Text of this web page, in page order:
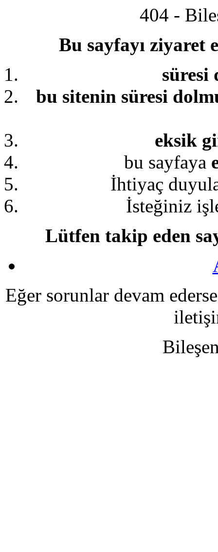
404 -
Bu sayfayı ziyaret
süresi
bu sitenin süresi
eksik
bu sayfaya
İhtiyaç
İsteğiniz
Lütfen takip eden
Eğer sorunlar devam